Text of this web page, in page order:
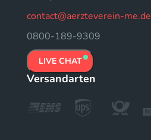
contact@aerzteverein-me.de
0800-189-9309
LIVE CHAT
Versandarten